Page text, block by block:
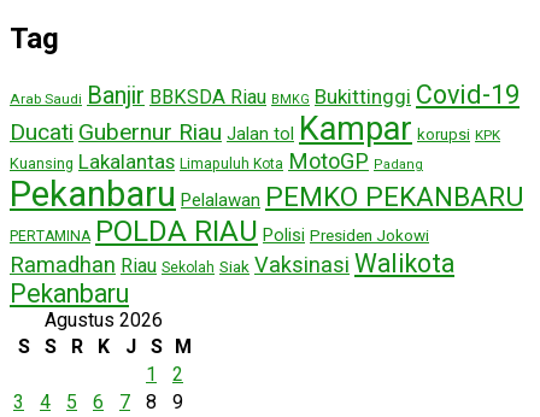
Tag
Arab Saudi Banjir BBKSDA Riau BMKG Bukittinggi Covid-19
Ducati Gubernur Riau Jalan tol Kampar korupsi KPK
Kuansing Lakalantas Limapuluh Kota MotoGP Padang
Pekanbaru Pelalawan PEMKO PEKANBARU
PERTAMINA POLDA RIAU Polisi Presiden Jokowi
Ramadhan Riau Sekolah Siak Vaksinasi Walikota
Pekanbaru
Agustus 2026
S
S R K J S
M
1
2
3
4 5 6 7 8
9